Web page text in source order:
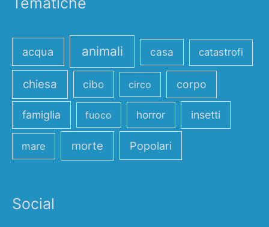
acqua animali casa catastrofi
chiesa cibo circo corpo
famiglia fuoco horror insetti
mare morte Popolari
Social